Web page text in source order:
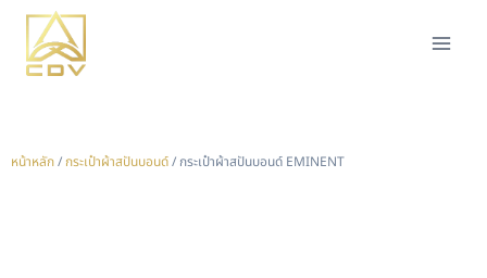
หน้าหลัก/ กระเป๋าผ้าสปันบอนด์/ กระเป๋าผ้าสปันบอนด์ EMINENT